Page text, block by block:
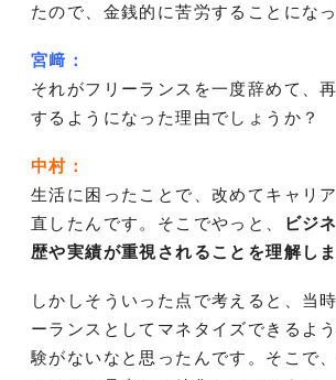
たので、金銭的に苦労することにな
宮﨑：
それがフリーランスを一度辞めて、
するようになった理由でしょうか？
中村：
生活に困ったことで、改めてキャリ
直したんです。そこでやっと、
ビジ
歴や実績が重視されることを理解しま
しかしそういった点で考えると、当
ーランスとしてマネタイズできるよ
験がないなと思ったんです。そこで